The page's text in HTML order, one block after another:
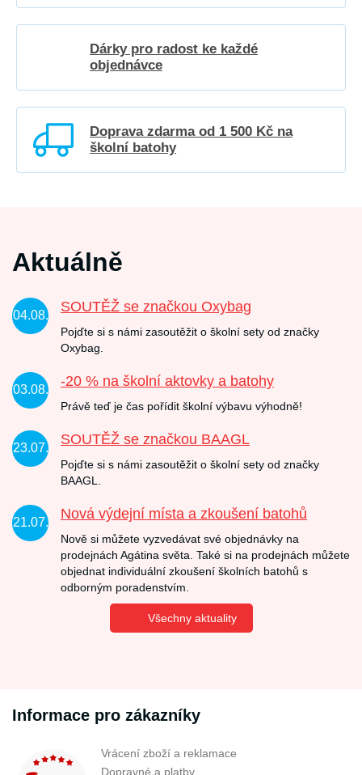
Dárky pro radost ke každé
objednávce
Doprava zdarma od 1 500 Kč na
školní batohy
Aktuálně
04.08.
SOUTĚŽ se značkou Oxybag
Pojďte si s námi zasoutěžit o školní sety od značky
Oxybag.
03.08.
-20 % na školní aktovky a batohy
Právě teď je čas pořídit školní výbavu výhodně!
23.07.
SOUTĚŽ se značkou BAAGL
Pojďte si s námi zasoutěžit o školní sety od značky
BAAGL.
21.07.
Nová výdejní místa a zkoušení batohů
Nově si můžete vyzvedávat své objednávky na
prodejnách Agátina světa. Také si na prodejnách můžete
objednat individuální zkoušení školních batohů s
odborným poradenstvím.
Všechny aktuality
Informace pro zákazníky
Vrácení zboží a reklamace
Dopravné a platby